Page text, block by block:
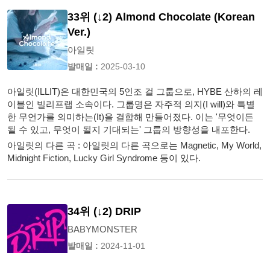
33위 (↓2) Almond Chocolate (Korean
Ver.)
아일릿
발매일 : 2025-03-10
아일릿(ILLIT)은 대한민국의 5인조 걸 그룹으로, HYBE 산하의 레
이블인 빌리프랩 소속이다. 그룹명은 자주적 의지(I will)와 특별
한 무언가를 의미하는(It)을 결합해 만들어졌다. 이는 '무엇이든
될 수 있고, 무엇이 될지 기대되는' 그룹의 방향성을 내포한다.
아일릿의 다른 곡 : 아일릿의 다른 곡으로는 Magnetic, My World,
Midnight Fiction, Lucky Girl Syndrome 등이 있다.
34위 (↓2) DRIP
BABYMONSTER
발매일 : 2024-11-01